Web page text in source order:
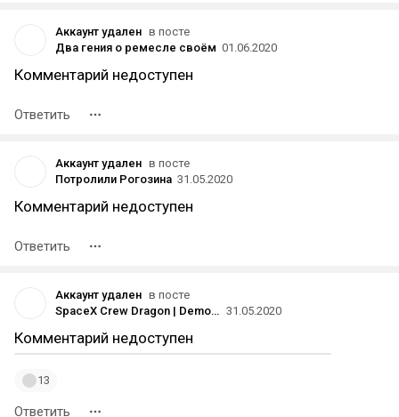
Аккаунт удален в посте
Два гения о ремесле своём 01.06.2020
Комментарий недоступен
Ответить
Аккаунт удален в посте
Потролили Рогозина 31.05.2020
Комментарий недоступен
Ответить
Аккаунт удален в посте
SpaceX Crew Dragon | Demo-2 | Трансляция стыковки с МКС 31.05.2020
Комментарий недоступен
13
Ответить